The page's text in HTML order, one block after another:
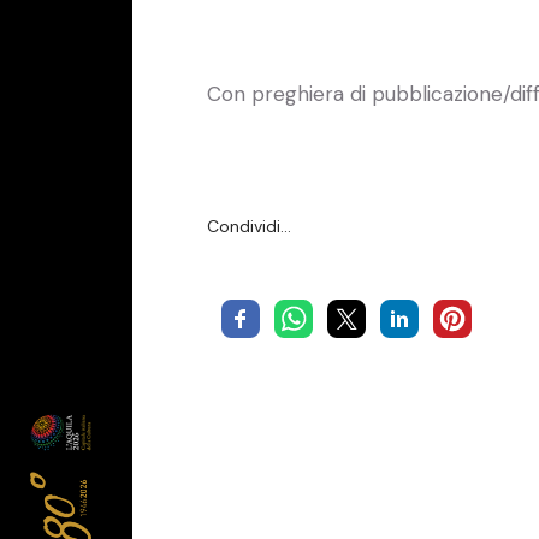
Con preghiera di pubblicazione/
Condividi…